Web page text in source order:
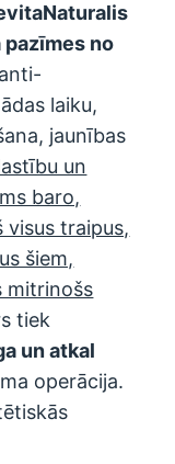
no
laiku,
jaunības
un
baro,
visus traipus,
šiem,
mitrinošs
tiek
un atkal
operācija.